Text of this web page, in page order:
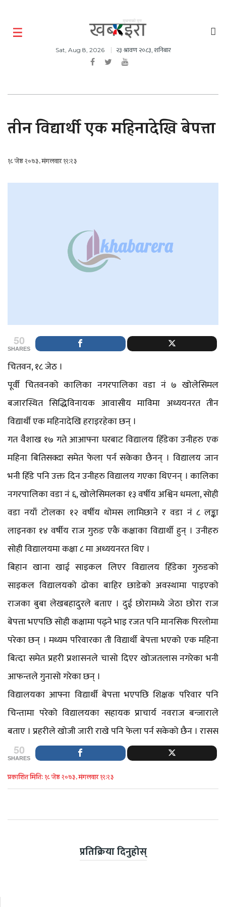
Sat, Aug 8, 2026 २३ श्रावण २०८३, शनिबार
तीन विद्यार्थी एक महिनादेखि बेपत्ता
१८ जेष्ठ २०७३, मंगलवार १२:२३
50
SHARES
चितवन, १८ जेठ ।
पूर्वी चितवनको कालिका नगरपालिका वडा नं ७ खोलेसिमल
बजारस्थित सिद्धिविनायक आवासीय माविमा अध्ययनरत तीन
विद्यार्थी एक महिनादेखि हराइरहेका छन् ।
गत वैशाख १७ गते आआफ्ना घरबाट विद्यालय हिँडेका उनीहरु एक
महिना बितिसक्दा समेत फेला पर्न सकेका छैनन् । विद्यालय जान
भनी हिँडे पनि उक्त दिन उनीहरु विद्यालय गएका थिएनन् । कालिका
नगरपालिका वडा नं ६, खोलेसिमलका १३ वर्षीय अश्विन धमला, सोही
वडा नयाँ टोलका १२ वर्षीय थोमस लामिछाने र वडा नं ८ लङ्का
लाइनका १४ वर्षीय राज गुरुङ एकै कक्षाका विद्यार्थी हुन् । उनीहरु
सोही विद्यालयमा कक्षा ८ मा अध्ययनरत थिए ।
बिहान खाना खाई साइकल लिएर विद्यालय हिँडेका गुरुङको
साइकल विद्यालयको ढोका बाहिर छाडेको अवस्थामा पाइएको
राजका बुबा लेखबहादुरले बताए । दुई छोरामध्ये जेठा छोरा राज
बेपत्ता भएपछि सोही कक्षामा पढ्ने भाइ रजत पनि मानसिक पिरलोमा
परेका छन् । मध्यम परिवारका ती विद्यार्थी बेपत्ता भएको एक महिना
बित्दा समेत प्रहरी प्रशासनले चासो दिएर खोजतलास नगरेका भनी
आफन्तले गुनासो गरेका छन् ।
विद्यालयका आफ्ना विद्यार्थी बेपत्ता भएपछि शिक्षक परिवार पनि
चिन्तामा परेको विद्यालयका सहायक प्राचार्य नवराज बन्जाराले
बताए । प्रहरीले खोजी जारी राखे पनि फेला पर्न सकेको छैन । रासस
50
SHARES
प्रकाशित मिति: १८ जेष्ठ २०७३, मंगलवार १२:२३
प्रतिक्रिया दिनुहोस्